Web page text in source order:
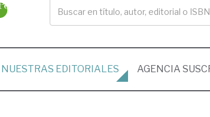
NUESTRAS EDITORIALES AGENCIA